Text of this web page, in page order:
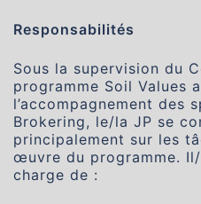
Responsabilités
Sous la supervision du
programme Soil Values
l’accompagnement des
Brokering, le/la JP se
principalement sur les
œuvre du programme.
charge de :